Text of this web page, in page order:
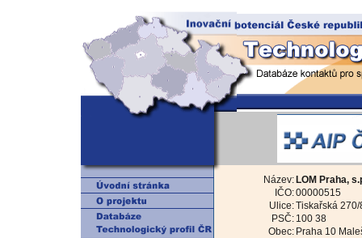
Název: LOM Praha,
IČO:00000515
Ulice:Tiskařská 270/
PSČ: 100 38
Obec: Praha 10